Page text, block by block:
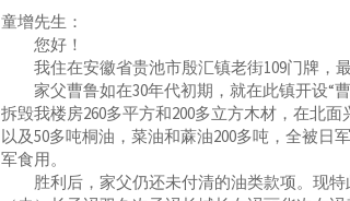
童增先生：
您好！
我住在安徽省贵池市殷汇镇老街109门牌，最
家父曹鲁如在30年代初期，就在此镇开设“曹
拆毁我楼房260多平方和200多立方木材，在北
以及50多吨桐油，菜油和蔴油200多吨，全被
军食用。
胜利后，家父仍还未付清的油类款项。现特